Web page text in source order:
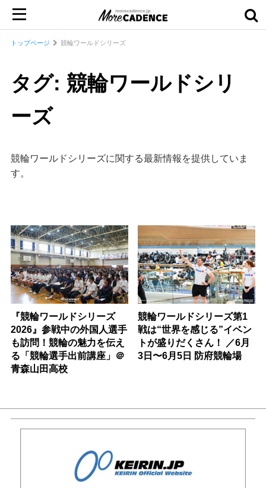
トップページ 競輪ワールドシリーズ
タグ: 競輪ワールドシリ
ーズ
競輪ワールドシリーズに関する最新情報を提供していま
す。
『競輪ワールドシリーズ
2026』参戦中の外国人選手
も訪問！競輪の魅力を伝え
る「競輪選手出前講座」＠
青森山田高校
競輪ワールドシリーズ第1
戦は“世界を感じる”イベン
トが盛りだくさん！ ／6月
3日〜6月5日 防府競輪場